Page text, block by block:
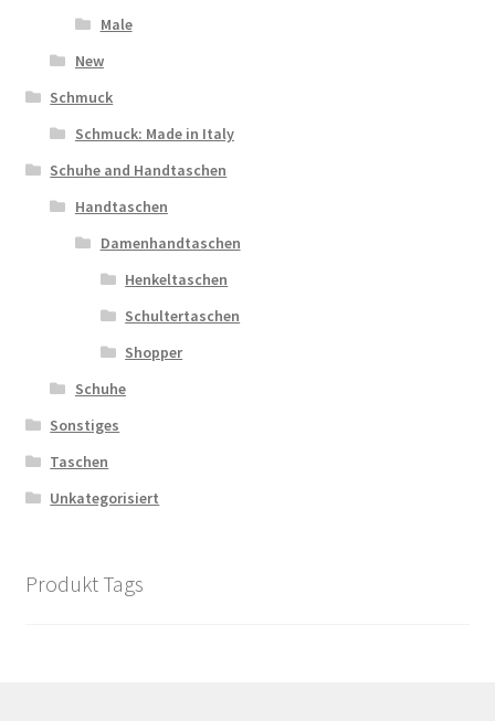
Male
New
Schmuck
Schmuck: Made in Italy
Schuhe and Handtaschen
Handtaschen
Damenhandtaschen
Henkeltaschen
Schultertaschen
Shopper
Schuhe
Sonstiges
Taschen
Unkategorisiert
Produkt Tags